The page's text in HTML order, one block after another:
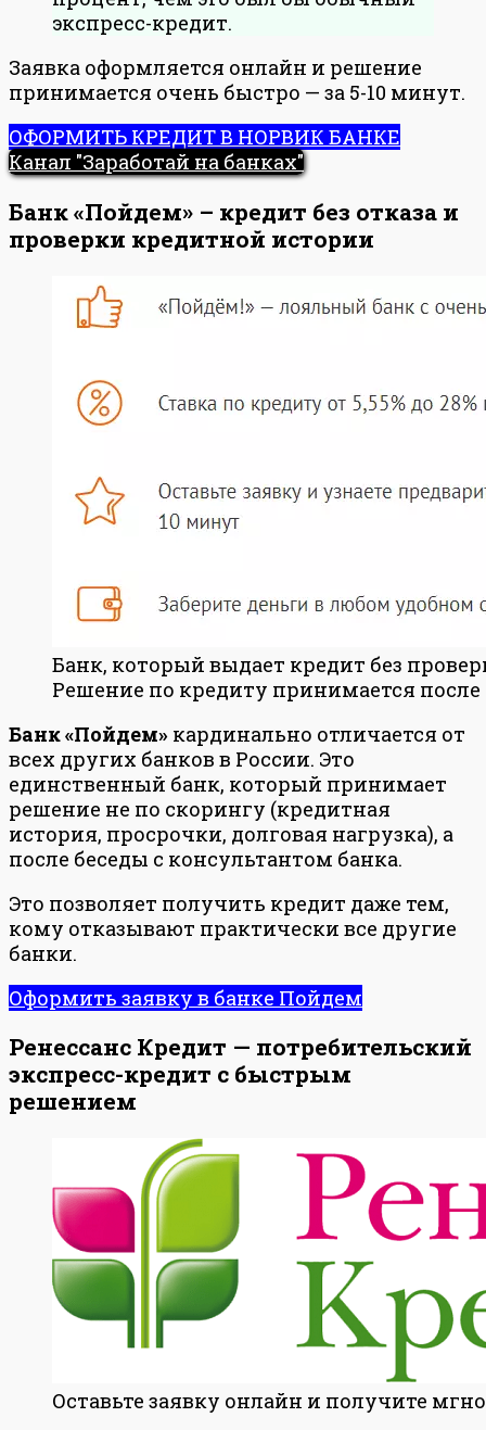
экспресс-кредит.
Заявка оформляется онлайн и решение
принимается очень быстро — за 5-10 минут.
ОФОРМИТЬ КРЕДИТ В НОРВИК БАНКЕ
Канал "Заработай на банках"
Банк «Пойдем» – кредит без отказа и
проверки кредитной истории
Банк, который выдает кредит без
Решение по кредиту принимается после
Банк «Пойдем» кардинально отличается от
всех других банков в России. Это
единственный банк, который принимает
решение не по скорингу (кредитная
история, просрочки, долговая нагрузка), а
после беседы с консультантом банка.
Это позволяет получить кредит даже тем,
кому отказывают практически все другие
банки.
Оформить заявку в банке Пойдем
Ренессанс Кредит — потребительский
экспресс-кредит с быстрым
решением
Оставьте заявку онлайн и получите